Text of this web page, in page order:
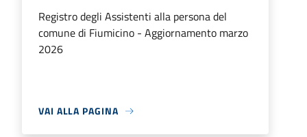
Registro degli Assistenti alla persona del
comune di Fiumicino - Aggiornamento marzo
2026
VAI ALLA PAGINA